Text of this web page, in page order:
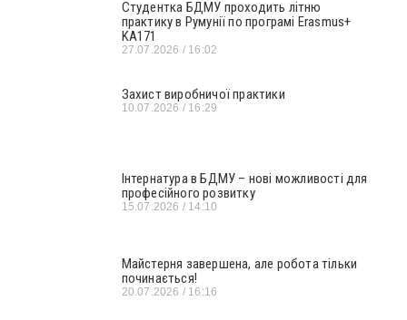
Студентка БДМУ проходить літню
практику в Румунії по програмі Erasmus+
KA171
27.07.2026 16:02
Захист виробничої практики
10.07.2026 16:29
Інтернатура в БДМУ – нові можливості для
професійного розвитку
15.07.2026 14:10
Майстерня завершена, але робота тільки
починається!
20.07.2026 16:16